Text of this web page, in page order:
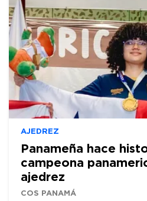
AJEDREZ
Panameña hace
campeona
ajedrez
COS PANAMÁ